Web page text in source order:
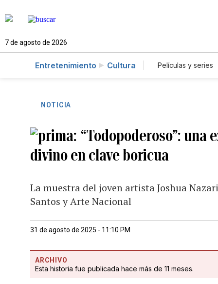
7 de agosto de 2026
Entretenimiento Cultura Películas y series
NOTICIA
“Todopoderoso”:
divino en clave boricua
La muestra del joven artista Joshua
Santos y Arte Nacional
31 de agosto de 2025 - 11:10 PM
ARCHIVO
Esta historia fue publicada hace más de 11 meses.